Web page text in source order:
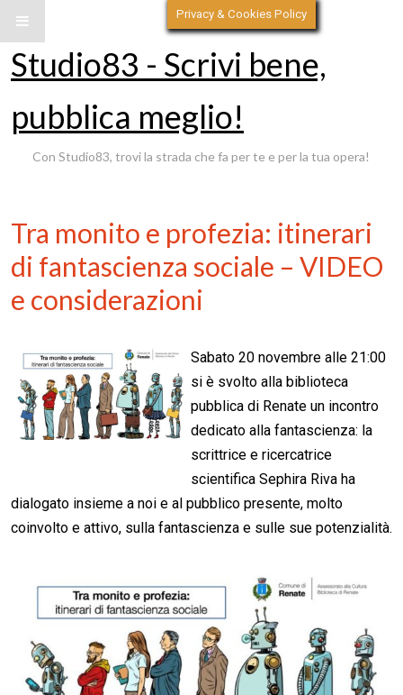
Studio83 - Scrivi bene,
pubblica meglio!
Con Studio83, trovi la strada che fa per te e per la tua opera!
Tra monito e profezia: itinerari
di fantascienza sociale – VIDEO
e considerazioni
Sabato 20 novembre alle 21:00
si è svolto alla biblioteca
pubblica di Renate un incontro
dedicato alla fantascienza: la
scrittrice e ricercatrice
scientifica Sephira Riva ha
dialogato insieme a noi e al pubblico presente, molto
coinvolto e attivo, sulla fantascienza e sulle sue potenzialità.
Privacy & Cookies Policy